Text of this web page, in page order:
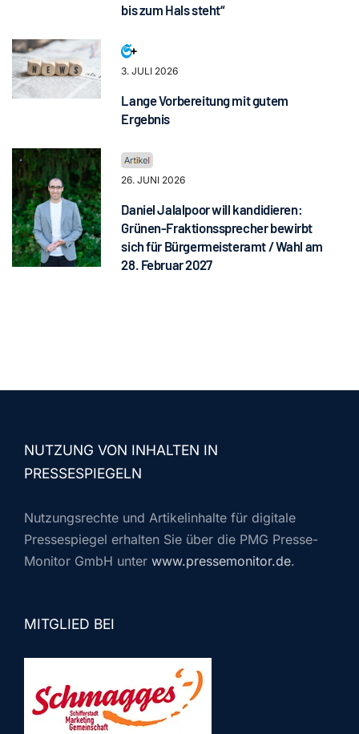
bis zum Hals steht“
3. JULI 2026
Lange Vorbereitung mit gutem
Ergebnis
26. JUNI 2026
Daniel Jalalpoor will kandidieren:
Grünen-Fraktionssprecher bewirbt
sich für Bürgermeisteramt / Wahl am
28. Februar 2027
NUTZUNG VON INHALTEN IN
PRESSESPIEGELN
Nutzungsrechte und Artikelinhalte für digitale
Pressespiegel erhalten Sie über die PMG Presse-
Monitor GmbH unter www.pressemonitor.de.
MITGLIED BEI